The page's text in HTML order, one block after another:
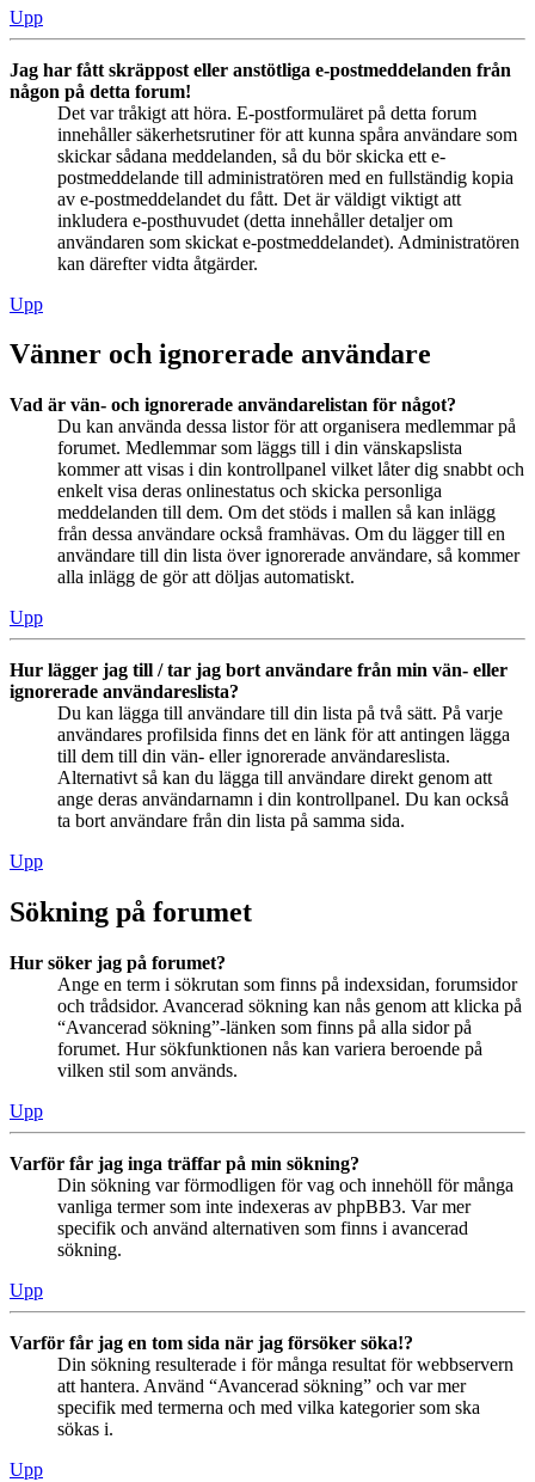
Upp
Jag har fått skräppost eller anstötliga e-postmeddelanden från
någon på detta forum!
Det var tråkigt att höra. E-postformuläret på detta forum
innehåller säkerhetsrutiner för att kunna spåra användare som
skickar sådana meddelanden, så du bör skicka ett e-
postmeddelande till administratören med en fullständig kopia
av e-postmeddelandet du fått. Det är väldigt viktigt att
inkludera e-posthuvudet (detta innehåller detaljer om
användaren som skickat e-postmeddelandet). Administratören
kan därefter vidta åtgärder.
Upp
Vänner och ignorerade användare
Vad är vän- och ignorerade användarelistan för något?
Du kan använda dessa listor för att organisera medlemmar på
forumet. Medlemmar som läggs till i din vänskapslista
kommer att visas i din kontrollpanel vilket låter dig snabbt och
enkelt visa deras onlinestatus och skicka personliga
meddelanden till dem. Om det stöds i mallen så kan inlägg
från dessa användare också framhävas. Om du lägger till en
användare till din lista över ignorerade användare, så kommer
alla inlägg de gör att döljas automatiskt.
Upp
Hur lägger jag till / tar jag bort användare från min vän- eller
ignorerade användareslista?
Du kan lägga till användare till din lista på två sätt. På varje
användares profilsida finns det en länk för att antingen lägga
till dem till din vän- eller ignorerade användareslista.
Alternativt så kan du lägga till användare direkt genom att
ange deras användarnamn i din kontrollpanel. Du kan också
ta bort användare från din lista på samma sida.
Upp
Sökning på forumet
Hur söker jag på forumet?
Ange en term i sökrutan som finns på indexsidan, forumsidor
och trådsidor. Avancerad sökning kan nås genom att klicka på
“Avancerad sökning”-länken som finns på alla sidor på
forumet. Hur sökfunktionen nås kan variera beroende på
vilken stil som används.
Upp
Varför får jag inga träffar på min sökning?
Din sökning var förmodligen för vag och innehöll för många
vanliga termer som inte indexeras av phpBB3. Var mer
specifik och använd alternativen som finns i avancerad
sökning.
Upp
Varför får jag en tom sida när jag försöker söka!?
Din sökning resulterade i för många resultat för webbservern
att hantera. Använd “Avancerad sökning” och var mer
specifik med termerna och med vilka kategorier som ska
sökas i.
Upp